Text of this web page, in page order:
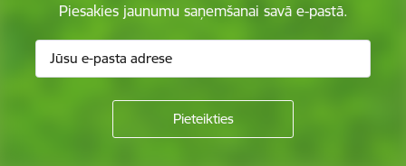
Piesakies jaunumu saņemšanai savā e-pastā.